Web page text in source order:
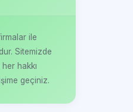
ile
Sitemizde
hakkı
geçiniz.